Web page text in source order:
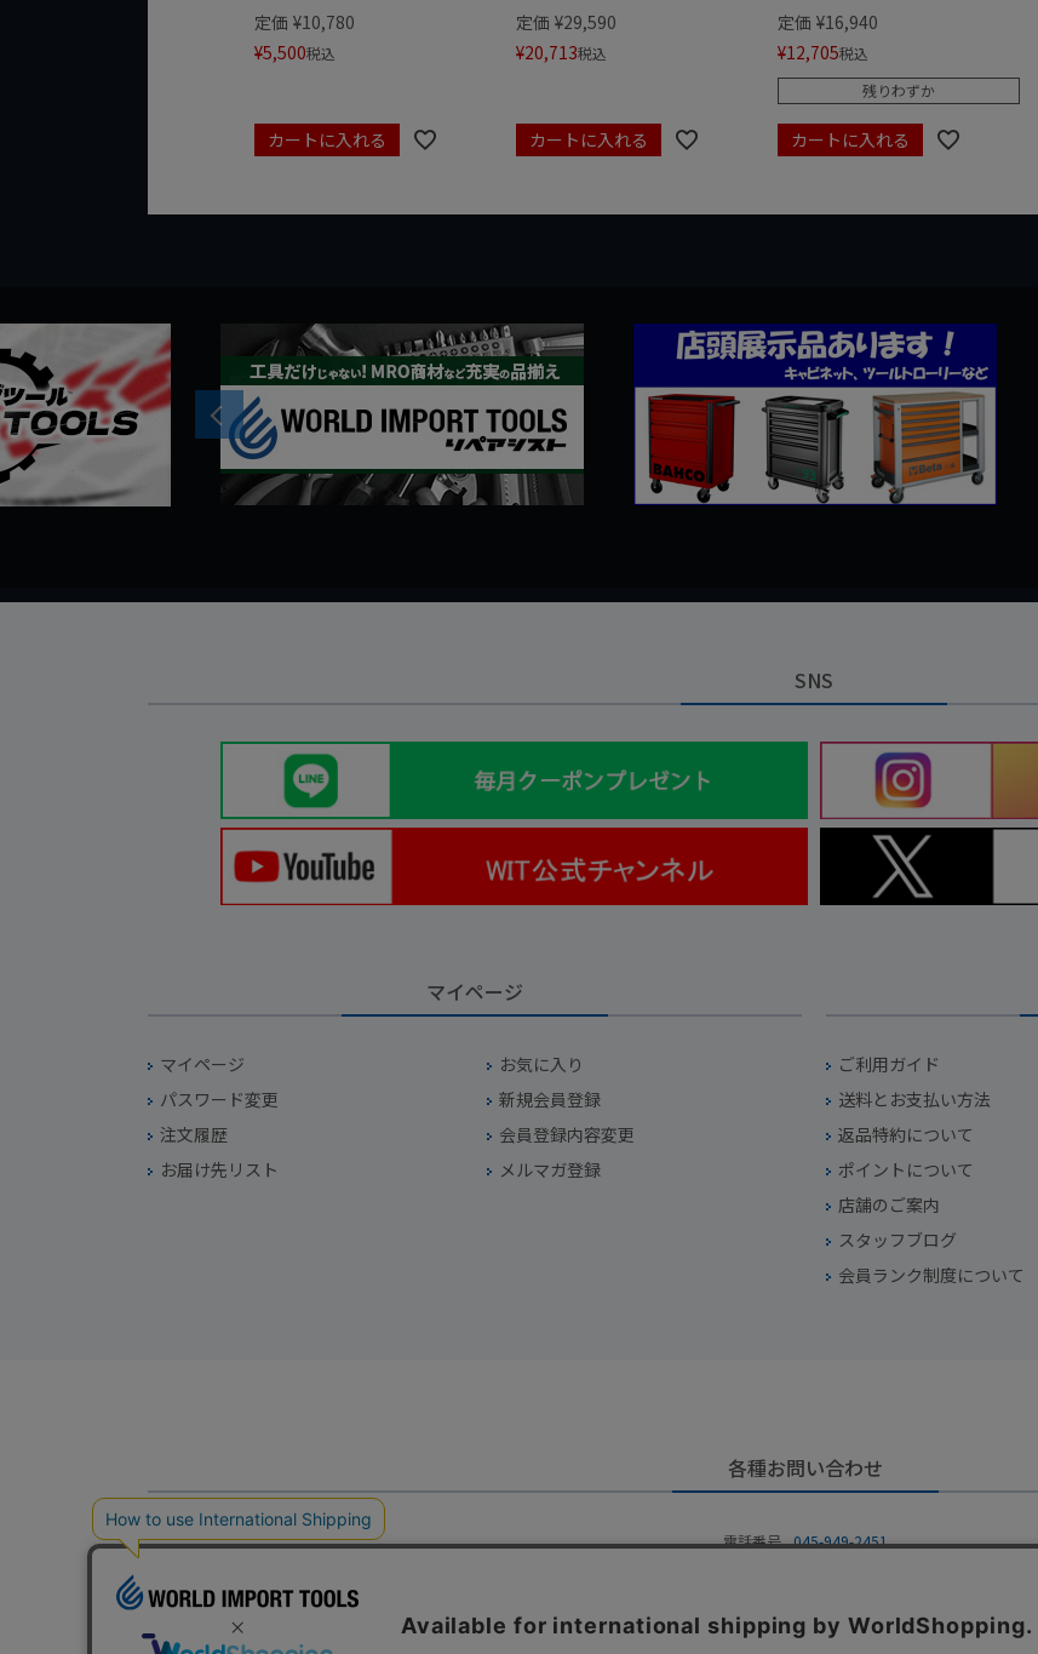
定価 ¥10,780
¥5,500税込
カートに入れる
定価 ¥29,590
¥20,713税込
カートに入れる
定価 ¥16,940
¥12,705税込
残りわずか
カートに入れる
Previous
SNS
マイページ
マイページ
お気に入り
パスワード変更
新規会員登録
注文履歴
会員登録内容変更
お届け先リスト
メルマガ登録
ご利用ガイド
送料とお支払い方法
返品特約について
ポイントについて
店舗のご案内
スタッフブログ
会員ランク制度について
各種お問い合わせ
電話番号 045-949-2451
お問い合わせフォームからお問い合わせ